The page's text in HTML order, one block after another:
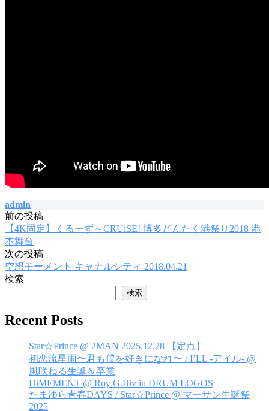
admin
投
稿
ナ
ビ
ゲ
ー
前の投稿
【4K固定】くるーず～CRUiSE! 博多どんたく港祭り2018 港
本舞台
次の投稿
空想モーメント キャナルシティ 2018.04.21
検索
検索
Recent Posts
Star☆Prince @ 2MAN 2025.12.28 【定点】
初恋流星雨〜君も僕を好きになれ〜 / I’LL -アイル- @
風咲ねる生誕＆卒業
HiMEMENT @ Roy G.Biv in DRUM LOGOS
たまゆら青春DAYS / Star☆Prince @ マーサン生誕祭
2025